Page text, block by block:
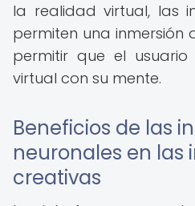
la realidad virtual, las
permiten una
permitir que el
virtual con su mente.
Beneficios de las
neuronales en las
creativas